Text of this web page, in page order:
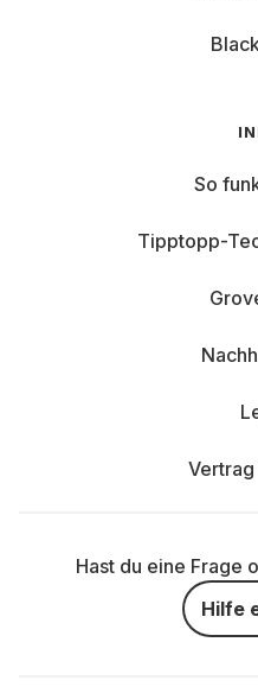
So
Tipptopp-
Hast du eine Frage
Hilfe